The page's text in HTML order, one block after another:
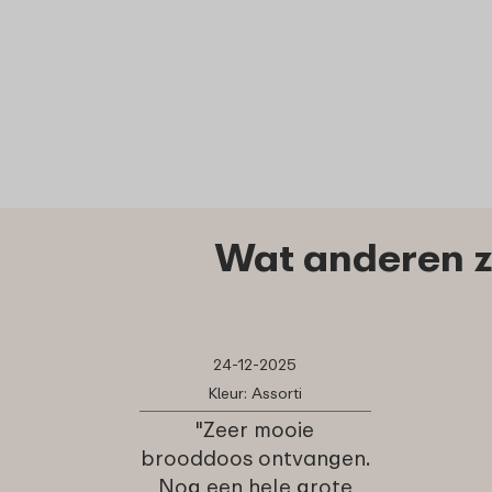
Wat anderen
24-12-2025
Kleur: Assorti
"Zeer mooie
brooddoos ontvangen.
Nog een hele grote